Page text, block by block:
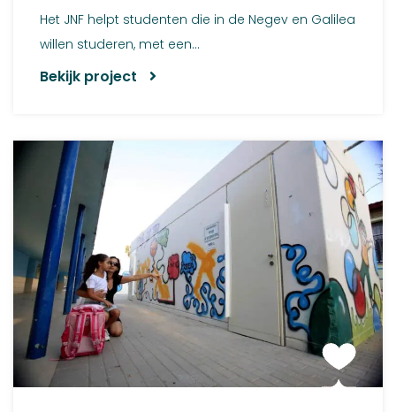
Het JNF helpt studenten die in de Negev en Galilea
willen studeren, met een...
Bekijk project